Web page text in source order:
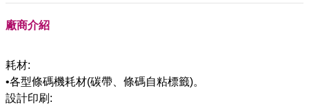
廠商介紹
耗材:
•各型條碼機耗材(碳帶、條碼自粘標籤)。
設計印刷: